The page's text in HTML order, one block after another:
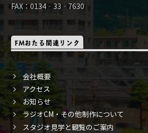
FAX：0134‐33‐7630
FMおたる関連リンク
会社概要
アクセス
お知らせ
ラジオCM・その他制作について
スタジオ見学と観覧のご案内